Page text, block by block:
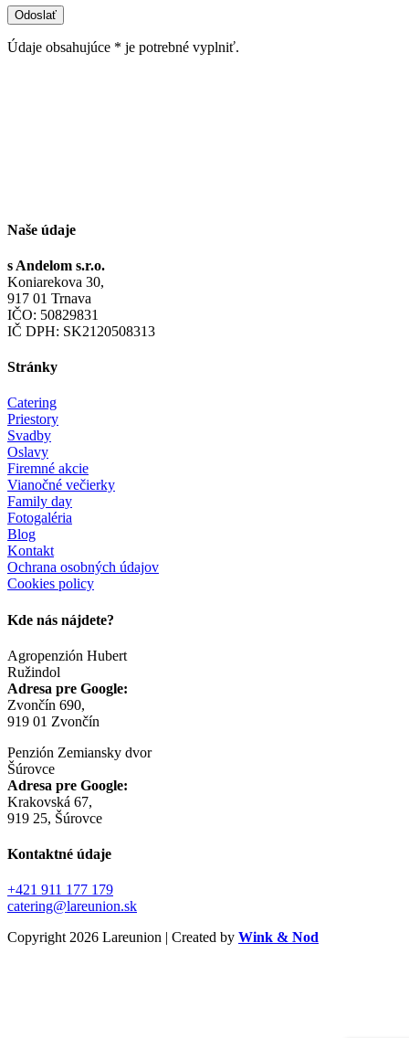
Údaje obsahujúce * je potrebné vyplniť.
Naše údaje
s Andelom s.r.o.
Koniarekova 30,
917 01 Trnava
IČO: 50829831
IČ DPH: SK2120508313
Stránky
Catering
Priestory
Svadby
Oslavy
Firemné akcie
Vianočné večierky
Family day
Fotogaléria
Blog
Kontakt
Ochrana osobných údajov
Cookies policy
Kde nás nájdete?
Agropenzión Hubert
Ružindol
Adresa pre Google:
Zvončín 690,
919 01 Zvončín
Penzión Zemiansky dvor
Šúrovce
Adresa pre Google:
Krakovská 67,
919 25, Šúrovce
Kontaktné údaje
+421 911 177 179
catering@lareunion.sk
Copyright 2026 Lareunion | Created by Wink & Nod